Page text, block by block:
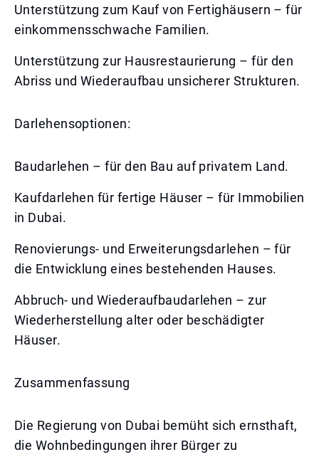
Unterstützung zum Kauf von Fertighäusern – für
einkommensschwache Familien.
Unterstützung zur Hausrestaurierung – für den
Abriss und Wiederaufbau unsicherer Strukturen.
Darlehensoptionen:
Baudarlehen – für den Bau auf privatem Land.
Kaufdarlehen für fertige Häuser – für Immobilien
in Dubai.
Renovierungs- und Erweiterungsdarlehen – für
die Entwicklung eines bestehenden Hauses.
Abbruch- und Wiederaufbaudarlehen – zur
Wiederherstellung alter oder beschädigter
Häuser.
Zusammenfassung
Die Regierung von Dubai bemüht sich ernsthaft,
die Wohnbedingungen ihrer Bürger zu